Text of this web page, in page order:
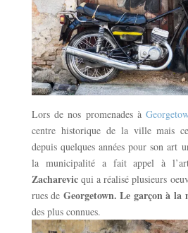
Lors de nos promenades à
centre historique de la ville mais
depuis quelques années pour son art
la municipalité a fait appel à
Zacharevicqui a réalisé plusieurs
rues de Georgetown. Le garçon à
des plus connues.